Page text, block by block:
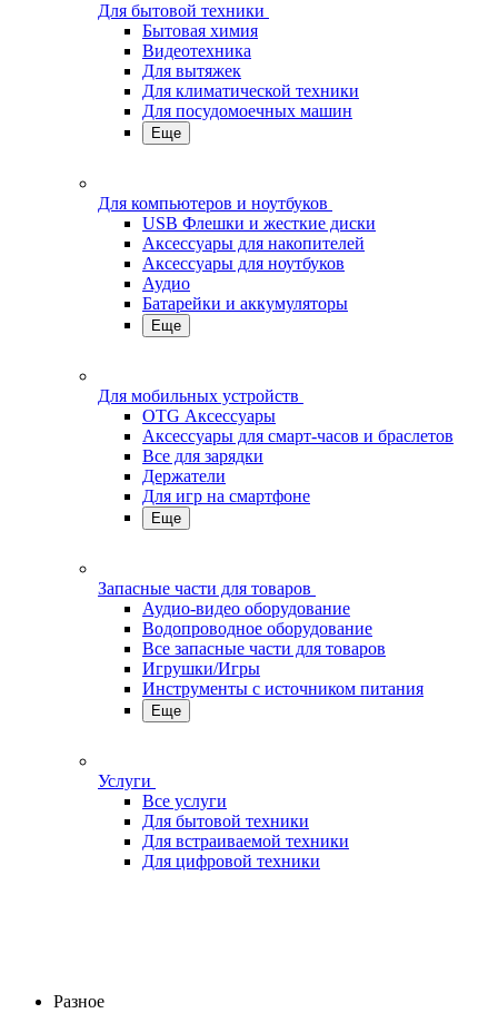
Для бытовой техники
Бытовая химия
Видеотехника
Для вытяжек
Для климатической техники
Для посудомоечных машин
Еще
Для компьютеров и ноутбуков
USB Флешки и жесткие диски
Аксессуары для накопителей
Аксессуары для ноутбуков
Аудио
Батарейки и аккумуляторы
Еще
Для мобильных устройств
OTG Аксессуары
Аксессуары для смарт-часов и браслетов
Все для зарядки
Держатели
Для игр на смартфоне
Еще
Запасные части для товаров
Аудио-видео оборудование
Водопроводное оборудование
Все запасные части для товаров
Игрушки/Игры
Инструменты с источником питания
Еще
Услуги
Все услуги
Для бытовой техники
Для встраиваемой техники
Для цифровой техники
Разное